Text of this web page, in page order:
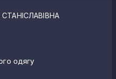
одягу